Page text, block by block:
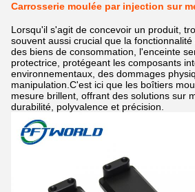
Carrosserie moulée par injection sur
Lorsqu'il s'agit de concevoir un produit,
souvent aussi crucial que la
des biens de consommation, l'enceinte
protectrice, protégeant les composants
environnementaux, des dommages
manipulation.C'est ici que les boîtiers
mesure brillent, offrant des solutions sur
durabilité, polyvalence et précision.